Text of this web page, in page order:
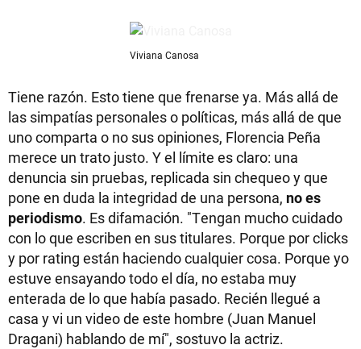
Viviana Canosa
Tiene razón. Esto tiene que frenarse ya. Más allá de
las simpatías personales o políticas, más allá de que
uno comparta o no sus opiniones, Florencia Peña
merece un trato justo. Y el límite es claro: una
denuncia sin pruebas, replicada sin chequeo y que
pone en duda la integridad de una persona, no es
periodismo. Es difamación. "Tengan mucho cuidado
con lo que escriben en sus titulares. Porque por clicks
y por rating están haciendo cualquier cosa. Porque yo
estuve ensayando todo el día, no estaba muy
enterada de lo que había pasado. Recién llegué a
casa y vi un video de este hombre (Juan Manuel
Dragani) hablando de mí", sostuvo la actriz.